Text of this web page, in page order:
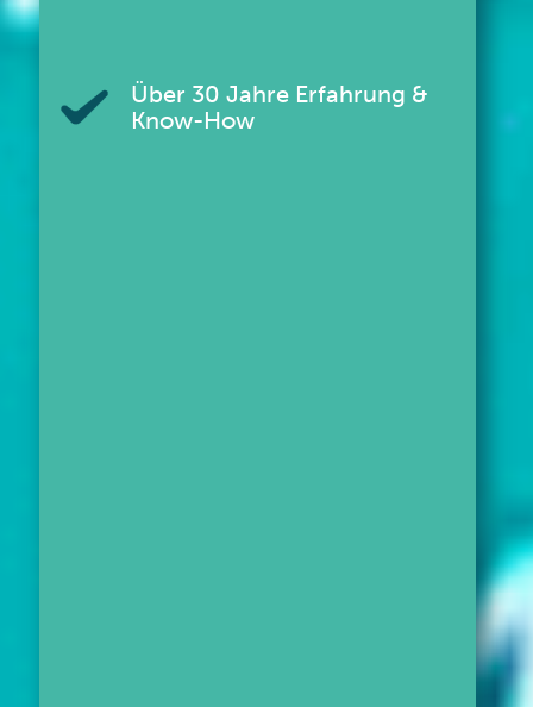
Über 30 Jahre Erfahrung &
Know-How